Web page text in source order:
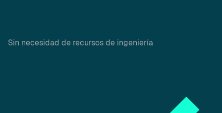
Sin necesidad de recursos de ingeniería